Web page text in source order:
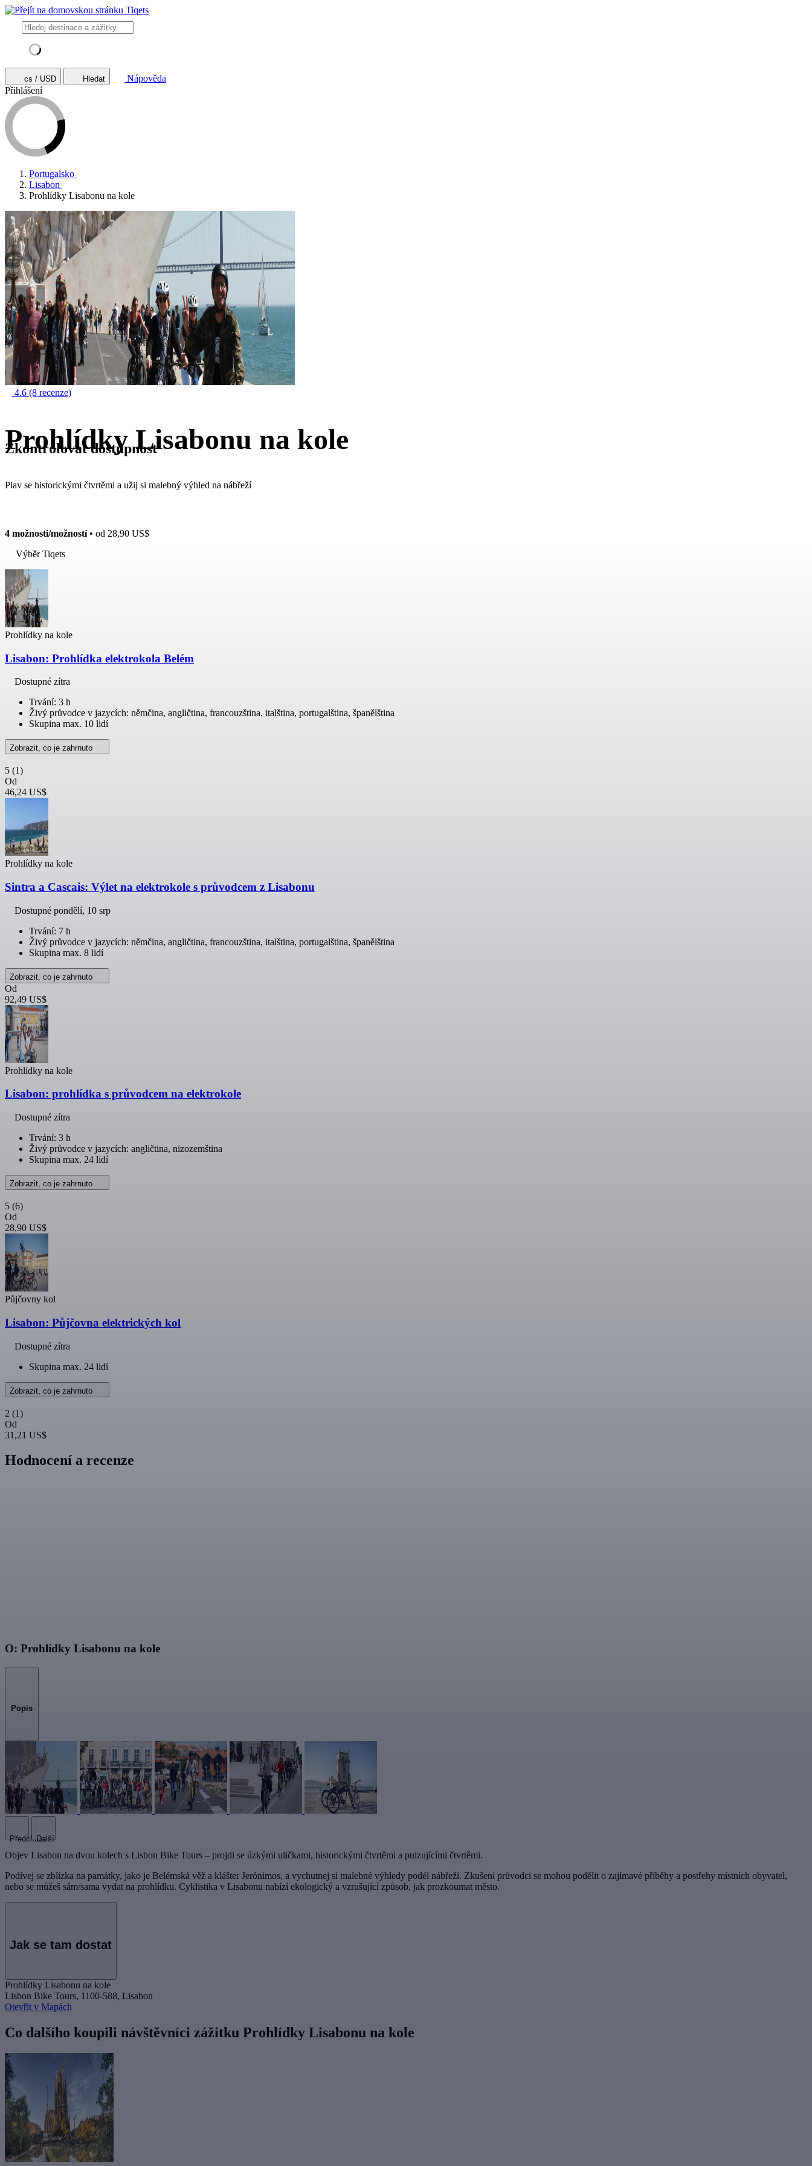
cs / USD Hledat
Nápověda
Přihlášení
Portugalsko
Lisabon
Prohlídky Lisabonu na kole
4.6 (8 recenze)
Prohlídky Lisabonu na kole
Plav se historickými čtvrtěmi a užij si malebný výhled na nábřeží
Zkontrolovat dostupnost
4 možnosti/možností• od 28,90 US$
Výběr Tiqets
Prohlídky na kole
Lisabon: Prohlídka elektrokola Belém
Dostupné zítra
Trvání: 3 h
Živý průvodce v jazycích: němčina, angličtina, francouzština, italština, portugalština, španělština
Skupina max. 10 lidí
Zobrazit, co je zahrnuto
5 (1)
Od
46,24 US$
Prohlídky na kole
Sintra a Cascais: Výlet na elektrokole s průvodcem z Lisabonu
Dostupné pondělí, 10 srp
Trvání: 7 h
Živý průvodce v jazycích: němčina, angličtina, francouzština, italština, portugalština, španělština
Skupina max. 8 lidí
Zobrazit, co je zahrnuto
Od
92,49 US$
Prohlídky na kole
Lisabon: prohlídka s průvodcem na elektrokole
Dostupné zítra
Trvání: 3 h
Živý průvodce v jazycích: angličtina, nizozemština
Skupina max. 24 lidí
Zobrazit, co je zahrnuto
5 (6)
Od
28,90 US$
Půjčovny kol
Lisabon: Půjčovna elektrických kol
Dostupné zítra
Skupina max. 24 lidí
Zobrazit, co je zahrnuto
2 (1)
Od
31,21 US$
Hodnocení a recenze
O: Prohlídky Lisabonu na kole
Popis
PředchozíDalší
Objev Lisabon na dvou kolech s Lisbon Bike Tours – projdi se úzkými uličkami, historickými čtvrtěmi a pulzujícími čtvrtěmi.
Podívej se zblízka na památky, jako je Belémská věž a klášter Jerónimos, a vychutnej si malebné výhledy podél nábřeží. Zkušení průvodci se mohou podělit o zajímavé příběhy a postřehy místních obyvatel,
nebo se můžeš sám/sama vydat na prohlídku. Cyklistika v Lisabonu nabízí ekologický a vzrušující způsob, jak prozkoumat město.
Jak se tam dostat
Prohlídky Lisabonu na kole
Lisbon Bike Tours, 1100-588, Lisabon
Otevřít v Mapách
Co dalšího koupili návštěvníci zážitku Prohlídky Lisabonu na kole